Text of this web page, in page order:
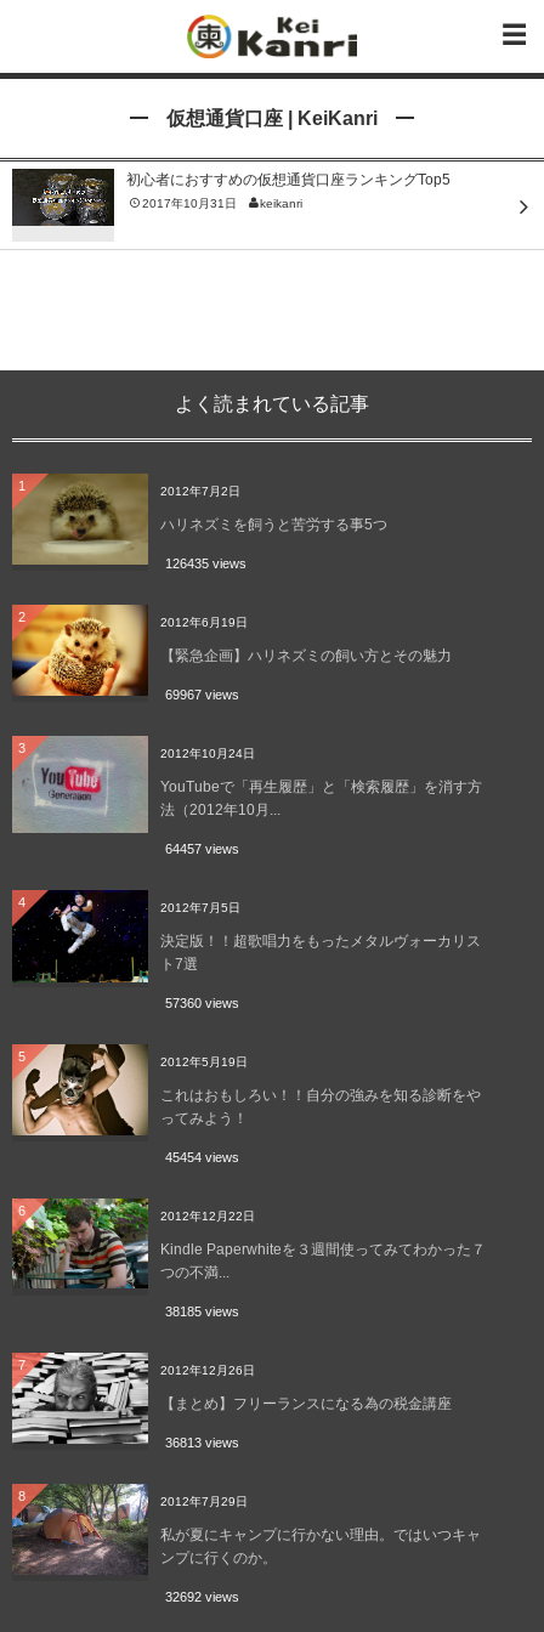
仮想通貨口座 | KeiKanri
初心者におすすめの仮想通貨口座ランキングTop5
2017年10月31日 keikanri
よく読まれている記事
1 2012年7月2日
ハリネズミを飼うと苦労する事5つ
126435 views
2 2012年6月19日
【緊急企画】ハリネズミの飼い方とその魅力
69967 views
3 2012年10月24日
YouTubeで「再生履歴」と「検索履歴」を消す方
法（2012年10月...
64457 views
4 2012年7月5日
決定版！！超歌唱力をもったメタルヴォーカリス
ト7選
57360 views
5 2012年5月19日
これはおもしろい！！自分の強みを知る診断をや
ってみよう！
45454 views
6 2012年12月22日
Kindle Paperwhiteを３週間使ってみてわかった７
つの不満...
38185 views
7 2012年12月26日
【まとめ】フリーランスになる為の税金講座
36813 views
8 2012年7月29日
私が夏にキャンプに行かない理由。ではいつキャ
ンプに行くのか。
32692 views